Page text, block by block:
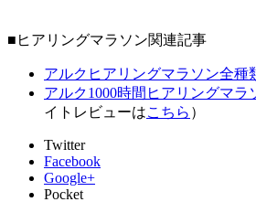
■ヒアリングマラソン関連記事
アルクヒアリングマラソン全種
アルク1000時間ヒアリングマラ
イトレビューはこちら ）
Twitter
Facebook
Google+
Pocket